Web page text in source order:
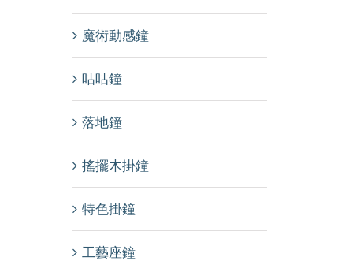
魔術動感鐘
咕咕鐘
落地鐘
搖擺木掛鐘
特色掛鐘
工藝座鐘